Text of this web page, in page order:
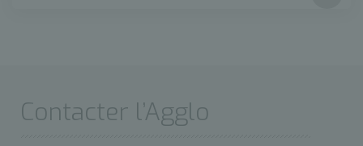
Contacter l’Agglo